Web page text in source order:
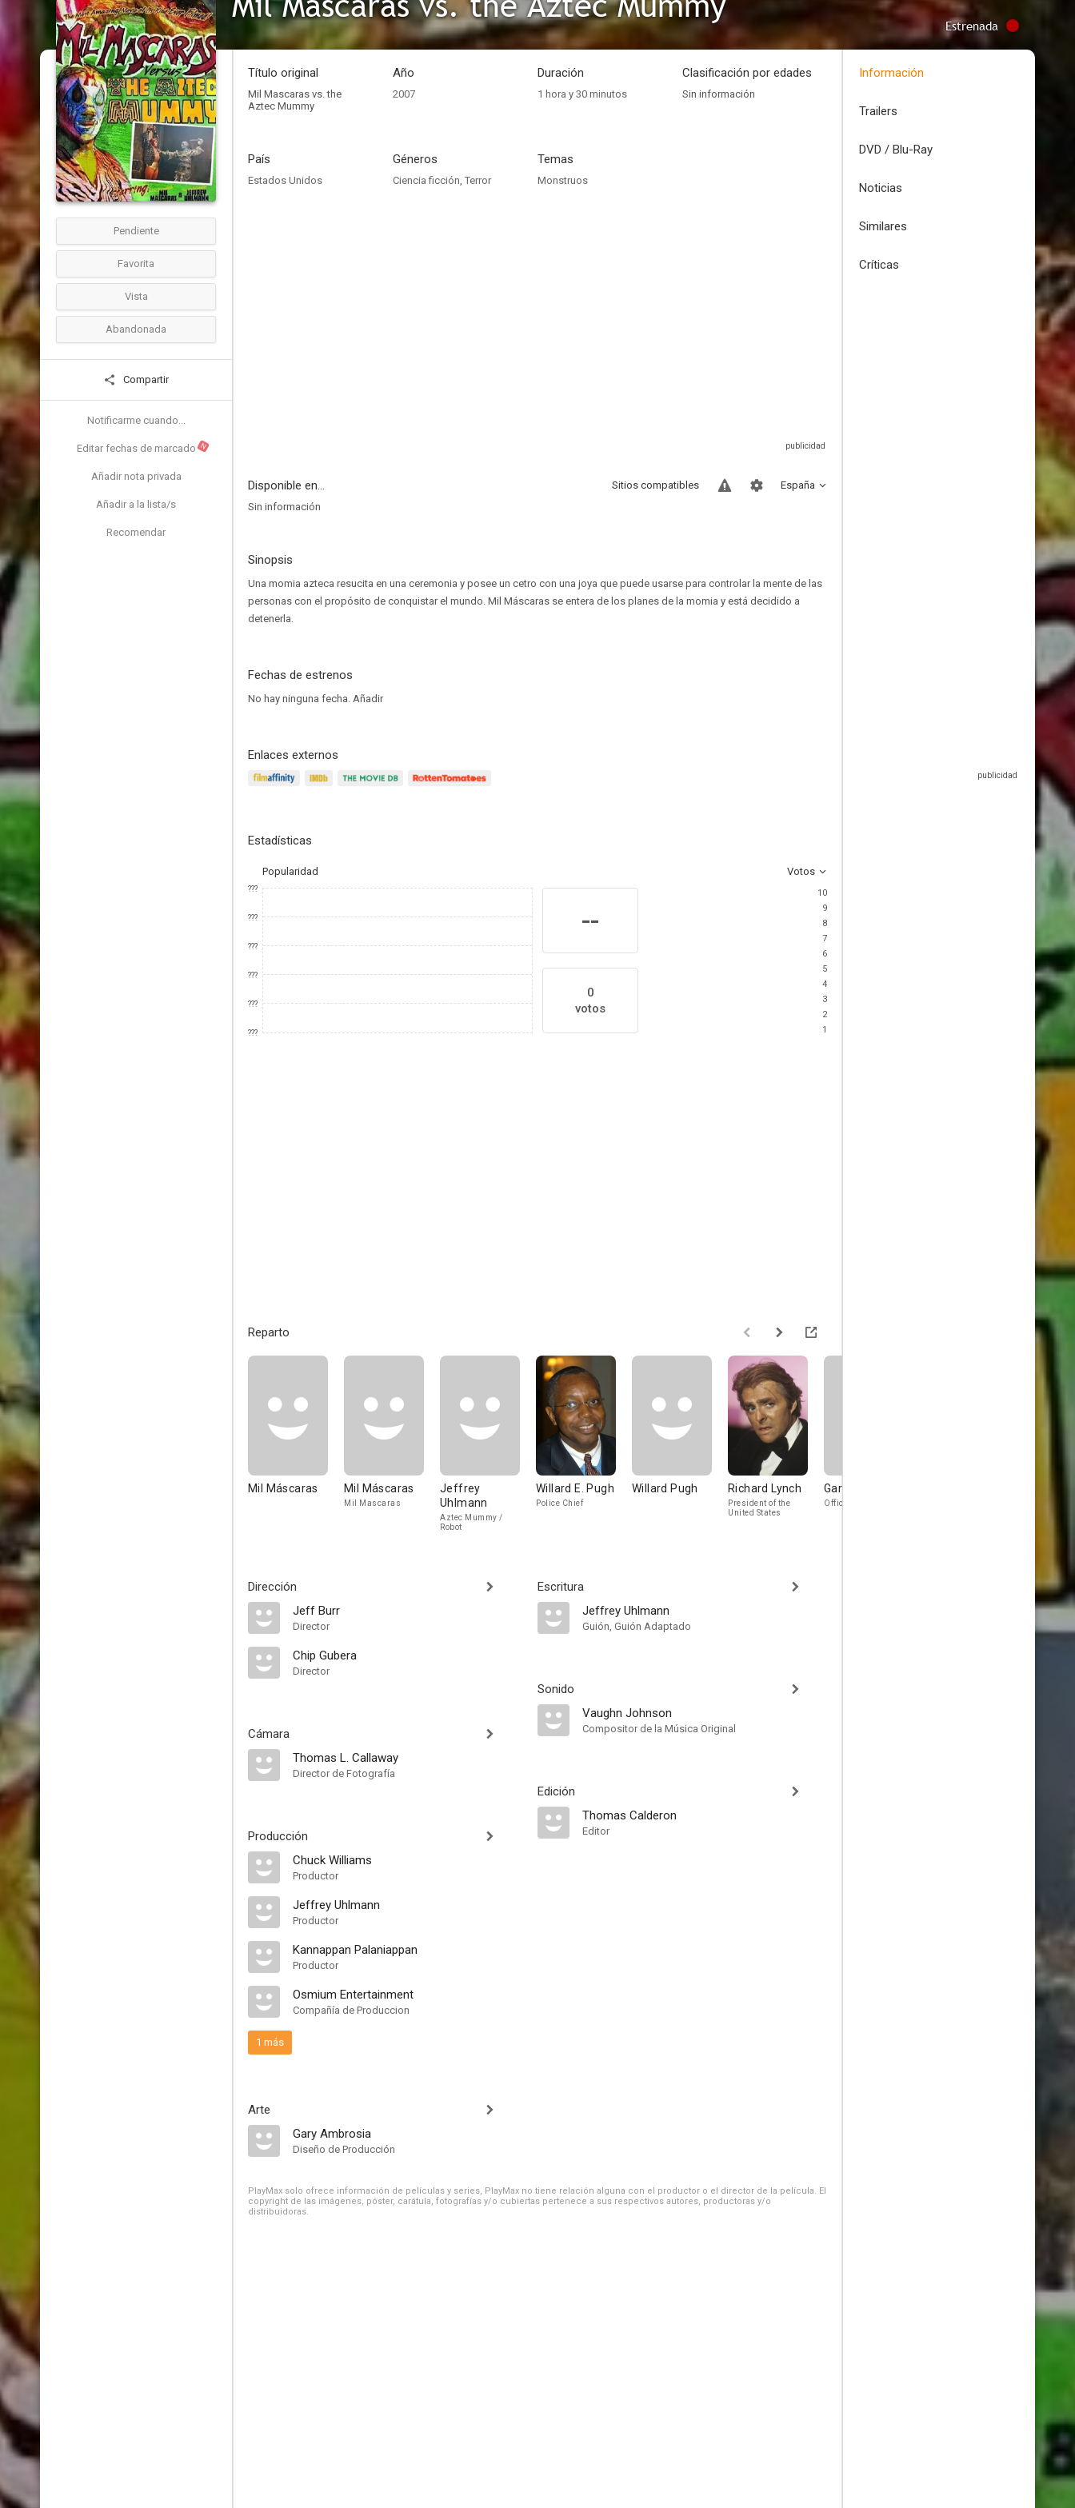
Estrenada
Pendiente
Favorita
Vista
Abandonada
Compartir
Notificarme cuando...
Editar fechas de marcado N
Añadir nota privada
Añadir a la lista/s
Recomendar
Título original
Mil Mascaras vs. the
Aztec Mummy
Año
2007
Duración
1 hora y 30 minutos
Clasificación por edades
Sin información
País
Estados Unidos
Géneros
Ciencia ficción, Terror
Temas
Monstruos
Disponible en... España
Sitios compatibles
Sin información
Sinopsis
Una momia azteca resucita en una ceremonia y posee un cetro con una joya que puede usarse para controlar la mente de las
personas con el propósito de conquistar el mundo. Mil Máscaras se entera de los planes de la momia y está decidido a
detenerla.
Fechas de estrenos
No hay ninguna fecha. Añadir
Enlaces externos
Estadísticas
Popularidad Votos
???
???
???
???
???
???
--
0
votos
10
9
8
7
6
5
4
3
2
1
Reparto
Mil Máscaras Mil Máscaras
Mil Mascaras
Jeffrey
Uhlmann
Aztec Mummy /
Robot
Willard E. Pugh
Police Chief
Willard Pugh Richard Lynch
President of the
United States
Gary Ambrosia
Officer Guerrero
Dirección
Jeff Burr
Director
Chip Gubera
Director
Cámara
Thomas L. Callaway
Director de Fotografía
Producción
Chuck Williams
Productor
Jeffrey Uhlmann
Productor
Kannappan Palaniappan
Productor
Osmium Entertainment
Compañía de Produccion
1 más
Arte
Gary Ambrosia
Diseño de Producción
Escritura
Jeffrey Uhlmann
Guión, Guión Adaptado
Sonido
Vaughn Johnson
Compositor de la Música Original
Edición
Thomas Calderon
Editor
PlayMax solo ofrece información de películas y series, PlayMax no tiene relación alguna con el productor o el director de la película. El
copyright de las imágenes, póster, carátula, fotografías y/o cubiertas pertenece a sus respectivos autores, productoras y/o
distribuidoras.
Información
Trailers
DVD / Blu-Ray
Noticias
Similares
Críticas